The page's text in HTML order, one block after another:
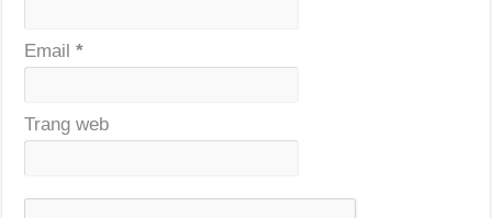
Email*
Trang web